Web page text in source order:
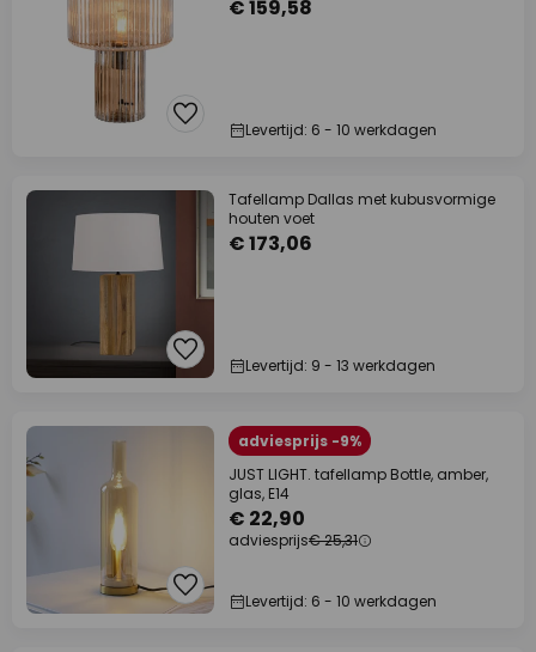
€ 159,58
Levertijd: 6 - 10 werkdagen
Tafellamp Dallas met kubusvormige
houten voet
€ 173,06
Levertijd: 9 - 13 werkdagen
adviesprijs -9%
JUST LIGHT. tafellamp Bottle, amber,
glas, E14
€ 22,90
adviesprijs€ 25,31
Levertijd: 6 - 10 werkdagen